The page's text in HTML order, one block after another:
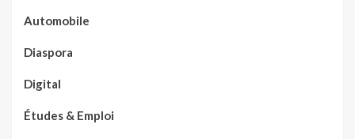
Automobile
Diaspora
Digital
Études & Emploi